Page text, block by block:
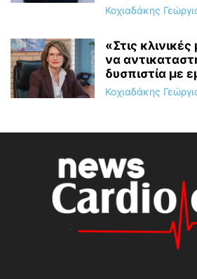
Κοχιαδάκης
«Στις
να
δυσπιστία με
Κοχιαδάκης